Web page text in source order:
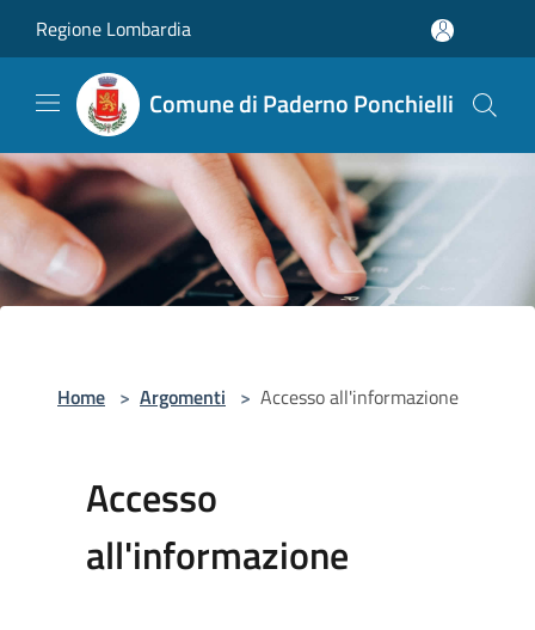
Regione Lombardia
Comune di Paderno Ponchielli
Home > Argomenti > Accesso all'informazione
Accesso
all'informazione